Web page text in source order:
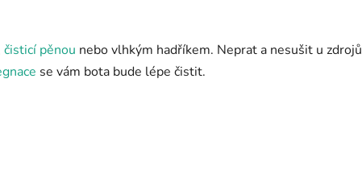
čisticí pěnou nebo vlhkým hadříkem. Neprat a nesušit u zdrojů
se vám bota bude lépe čistit.